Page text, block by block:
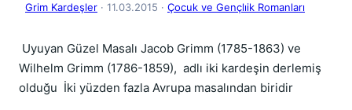
Grim Kardeşler · 11.03.2015 · Çocuk ve Gençlıik Romanları
Uyuyan Güzel Masalı Jacob Grimm (1785-1863) ve
Wilhelm Grimm (1786-1859), adlı iki kardeşin derlemiş
olduğu İki yüzden fazla Avrupa masalından biridir